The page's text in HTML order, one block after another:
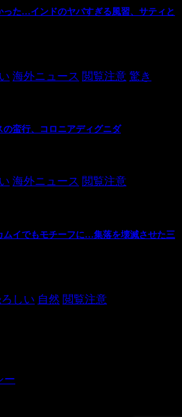
った…インドのヤバすぎる風習、サティと
海外ニュース 閲覧注意 驚き
蛮行、コロニアディグニダ
海外ニュース 閲覧注意
ムイでもモチーフに…集落を壊滅させた三
しい 自然 閲覧注意
ー